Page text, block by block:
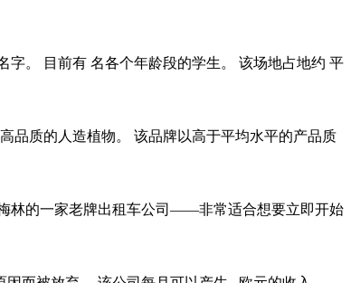
。 目前有 名各个年龄段的学生。 该场地占地约 平
品质的人造植物。 该品牌以高于平均水平的产品质
林的一家老牌出租车公司——非常适合想要立即开始